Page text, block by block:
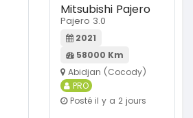
Mitsubishi Pajero
Pajero 3.0
2021
58000 Km
Abidjan (Cocody)
PRO
Posté il y a 2 jours